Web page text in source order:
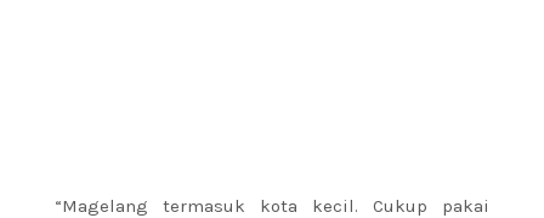
“Magelang termasuk kota kecil. Cukup pakai